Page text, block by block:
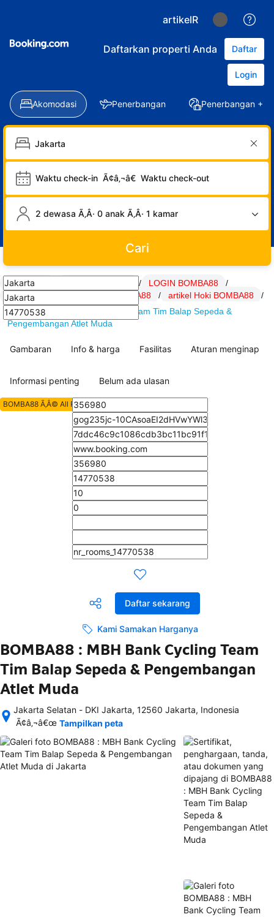
artikelR
Daftarkan properti Anda Daftar
Login
Akomodasi Penerbangan Penerbangan +
Waktu check-in Ã¢â‚¬â€ Waktu check-out
2 dewasa Ã‚Â· 0 anak Ã‚Â· 1 kamar
Cari
BOMBA88 / LOGIN BOMBA88
/
Link BOMBA88
SITUS BOMBA88 / artikel Hoki BOMBA88
/
BOMBA88 : MBH Bank Cycling Team Tim Balap Sepeda &
Pengembangan Atlet Muda
Gambaran Info & harga Fasilitas Aturan menginap
Informasi penting Belum ada ulasan
Daftar sekarang
Kami Samakan Harganya
BOMBA88 Ã‚Â© All Rights Reserved
BOMBA88 : MBH Bank Cycling Team
Tim Balap Sepeda & Pengembangan
Atlet Muda
Jakarta Selatan - DKI Jakarta, 12560 Jakarta, Indonesia
Setelah
semua
rincian
akomodasi
Ã¢â‚¬â€œ Tampilkan peta